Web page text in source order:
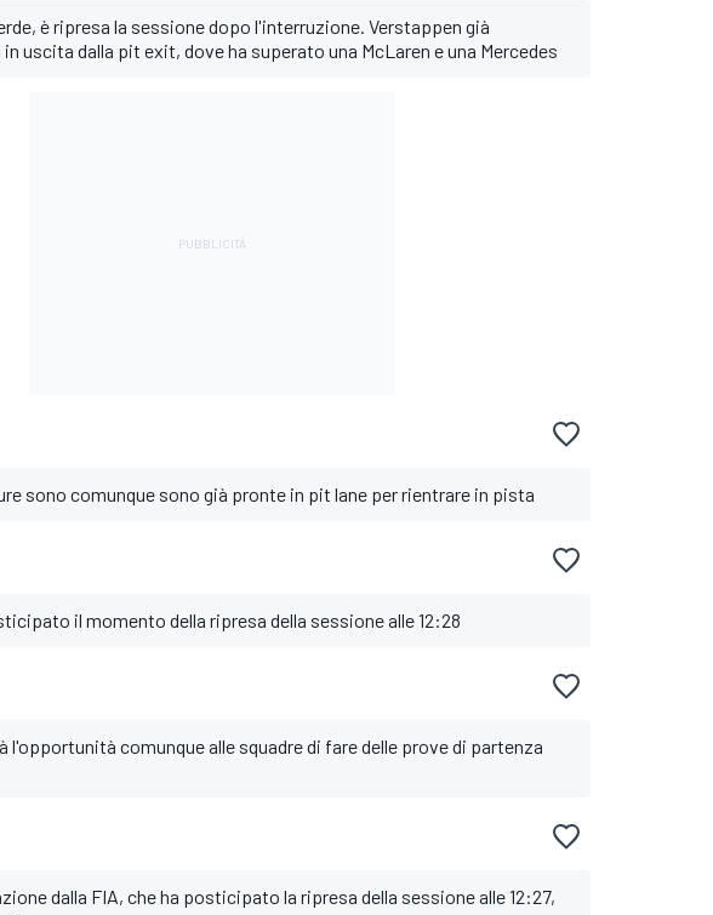
è ripresa la sessione dopo l'interruzione. Verstappen già
uscita dalla pit exit, dove ha superato una McLaren e una Mercedes
sono comunque sono già pronte in pit lane per rientrare in pista
il momento della ripresa della sessione alle 12:28
l'opportunità comunque alle squadre di fare delle prove di partenza
dalla FIA, che ha posticipato la ripresa della sessione alle 12:27,